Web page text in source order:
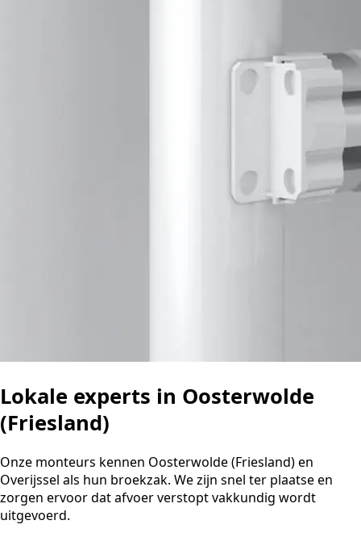
Lokale experts in Oosterwolde
(Friesland)
Onze monteurs kennen Oosterwolde (Friesland) en
Overijssel als hun broekzak. We zijn snel ter plaatse en
zorgen ervoor dat afvoer verstopt vakkundig wordt
uitgevoerd.